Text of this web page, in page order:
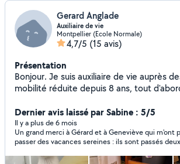
Gerard Anglade
Auxiliaire de vie
Montpellier (Ecole Normale)
4,7/5 (15 avis)
Présentation
Bonjour. Je suis auxiliaire de vie auprès
mobilité réduite depuis 8 ans, tout
réalise tous les transferts lit-fauteil,
douche, etc... Mon travail consiste plutôt
directement de la personne comme l'aide
promenade en fauteuil. Je vous aide à
déshabillage, ainsi qu'à la toilette ou à la douche. Soins
Dernier avis laissé par Sabine : 5/5
Il y a plus de 6 mois
Un grand merci à Gérard et à Geneviève qui m'ont
passer des vacances sereines : ils sont passés
suspicion de débordement de canalisation. Grâce à